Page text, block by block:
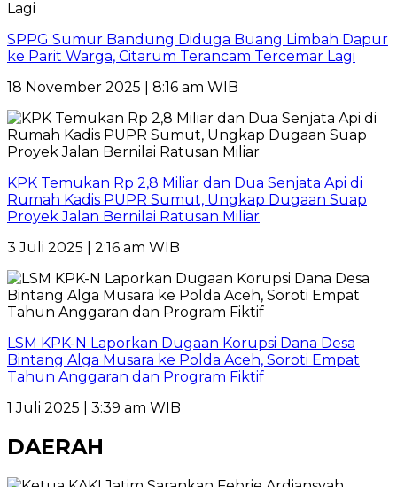
SPPG Sumur Bandung Diduga Buang Limbah Dapur
ke Parit Warga, Citarum Terancam Tercemar Lagi
18 November 2025 | 8:16 am WIB
KPK Temukan Rp 2,8 Miliar dan Dua Senjata Api di
Rumah Kadis PUPR Sumut, Ungkap Dugaan Suap
Proyek Jalan Bernilai Ratusan Miliar
3 Juli 2025 | 2:16 am WIB
LSM KPK-N Laporkan Dugaan Korupsi Dana Desa
Bintang Alga Musara ke Polda Aceh, Soroti Empat
Tahun Anggaran dan Program Fiktif
1 Juli 2025 | 3:39 am WIB
DAERAH